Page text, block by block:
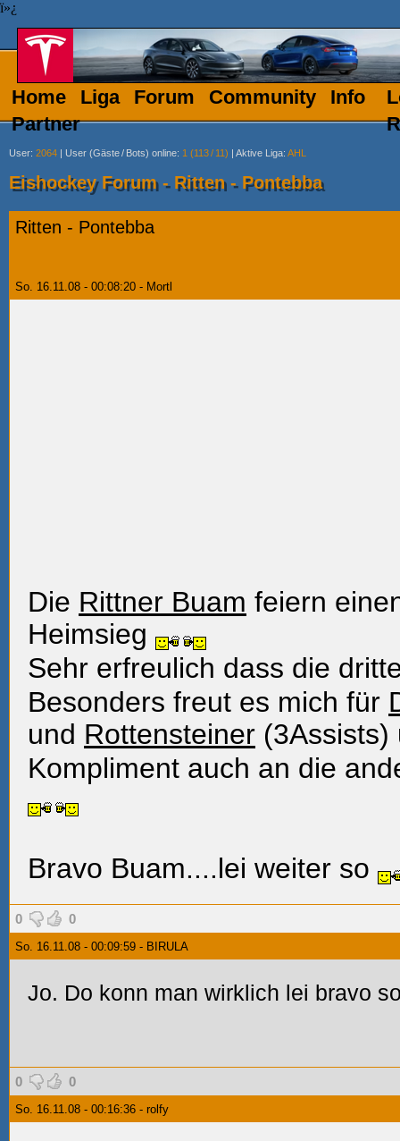
ï»¿
Home Liga Forum Community
Info
Partner
User: 2064 | User (Gäste/ Bots) online: 1 (113/ 11) | Aktive Liga: AHL
Eishockey Forum - Ritten - Pontebba
Ritten - Pontebba
So. 16.11.08 - 00:08:20 - Mortl
Die Rittner Buam feiern
Heimsieg
Sehr erfreulich dass die
Besonders freut es mich für
und Rottensteiner (3Assists)
Kompliment auch an die
Bravo Buam....lei weiter so
0 0
So. 16.11.08 - 00:09:59 - BIRULA
Jo. Do konn man wirklich lei bravo
0 0
So. 16.11.08 - 00:16:36 - rolfy